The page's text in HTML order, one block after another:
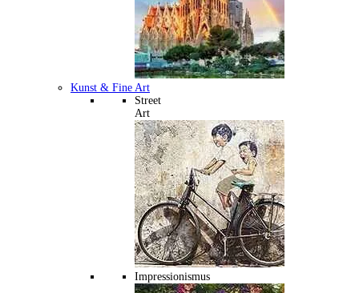
Kunst & Fine Art
Street
Art
Impressionismus